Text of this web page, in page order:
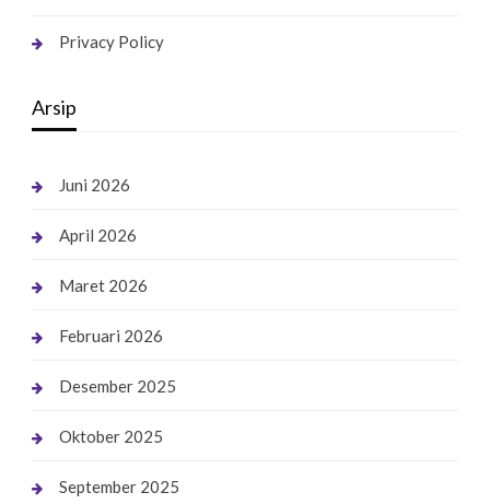
Privacy Policy
Arsip
Juni 2026
April 2026
Maret 2026
Februari 2026
Desember 2025
Oktober 2025
September 2025